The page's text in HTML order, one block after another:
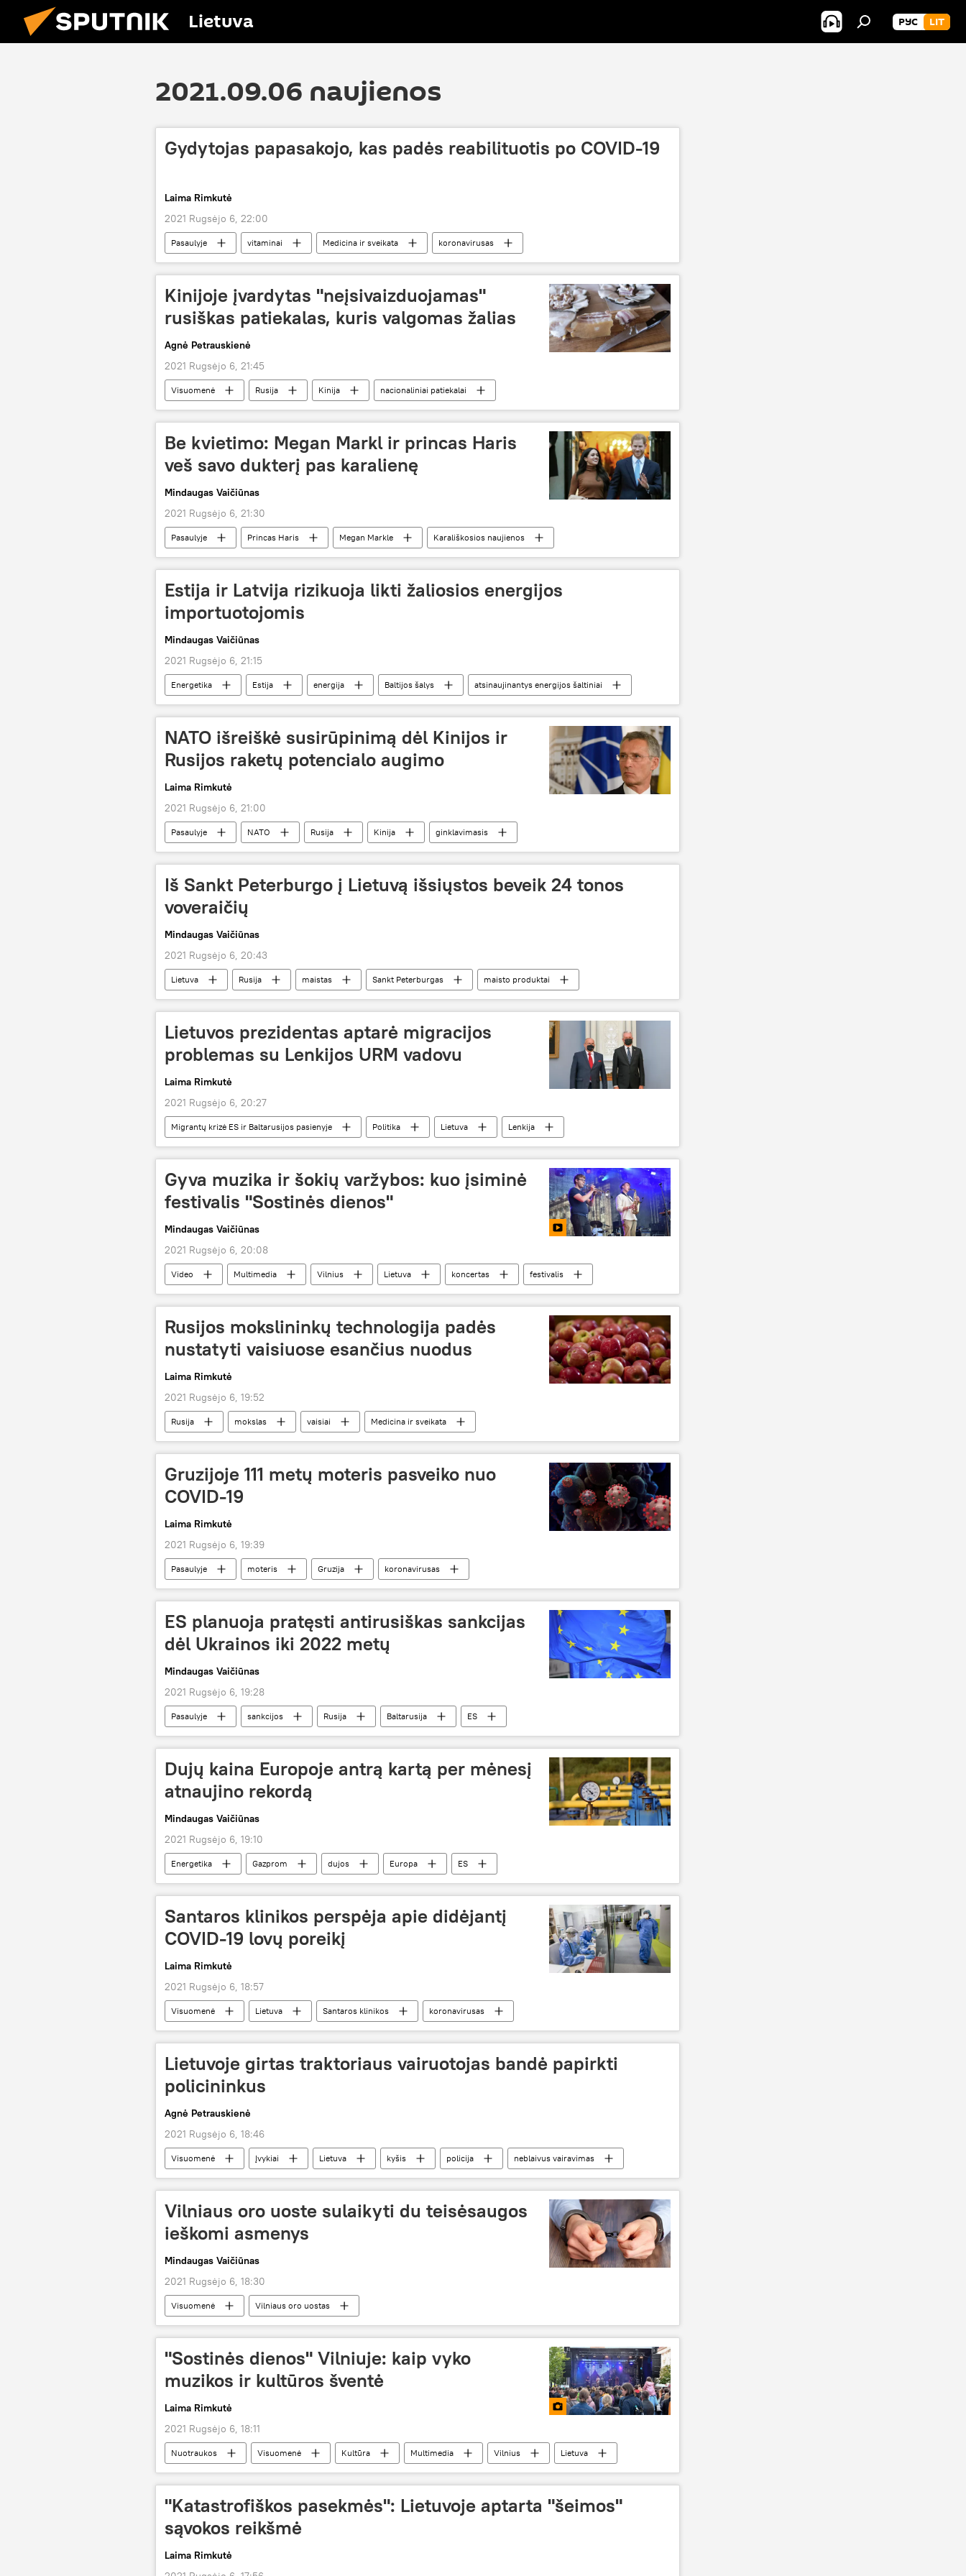
Lietuva РУС LIT
2021.09.06 naujienos
Gydytojas papasakojo, kas padės reabilituotis po COVID-19
Laima Rimkutė
2021 Rugsėjo 6, 22:00
Pasaulyje vitaminai Medicina ir sveikata koronavirusas
Kinijoje įvardytas "neįsivaizduojamas"
rusiškas patiekalas, kuris valgomas žalias
Agnė Petrauskienė
2021 Rugsėjo 6, 21:45
Visuomenė Rusija Kinija nacionaliniai patiekalai
Be kvietimo: Megan Markl ir princas Haris
veš savo dukterį pas karalienę
Mindaugas Vaičiūnas
2021 Rugsėjo 6, 21:30
Pasaulyje Princas Haris Megan Markle Karališkosios naujienos
Estija ir Latvija rizikuoja likti žaliosios energijos
importuotojomis
Mindaugas Vaičiūnas
2021 Rugsėjo 6, 21:15
Energetika Estija energija Baltijos šalys
atsinaujinantys energijos šaltiniai
Latvija
NATO išreiškė susirūpinimą dėl Kinijos ir
Rusijos raketų potencialo augimo
Laima Rimkutė
2021 Rugsėjo 6, 21:00
Pasaulyje NATO Rusija Kinija ginklavimasis
Iš Sankt Peterburgo į Lietuvą išsiųstos beveik 24 tonos
voveraičių
Mindaugas Vaičiūnas
2021 Rugsėjo 6, 20:43
Lietuva Rusija maistas Sankt Peterburgas
maisto produktai
grybai
Lietuvos prezidentas aptarė migracijos
problemas su Lenkijos URM vadovu
Laima Rimkutė
2021 Rugsėjo 6, 20:27
Migrantų krizė ES ir Baltarusijos pasienyje Politika Lietuva
Lenkija
migrantai
neteisėti migrantai Gitanas Nausėda
Gyva muzika ir šokių varžybos: kuo įsiminė
festivalis "Sostinės dienos"
Mindaugas Vaičiūnas
2021 Rugsėjo 6, 20:08
Video Multimedia Vilnius Lietuva koncertas
festivalis
Sostinės dienos
Rusijos mokslininkų technologija padės
nustatyti vaisiuose esančius nuodus
Laima Rimkutė
2021 Rugsėjo 6, 19:52
Rusija mokslas vaisiai Medicina ir sveikata
Gruzijoje 111 metų moteris pasveiko nuo
COVID-19
Laima Rimkutė
2021 Rugsėjo 6, 19:39
Pasaulyje moteris Gruzija koronavirusas
ES planuoja pratęsti antirusiškas sankcijas
dėl Ukrainos iki 2022 metų
Mindaugas Vaičiūnas
2021 Rugsėjo 6, 19:28
Pasaulyje sankcijos Rusija Baltarusija ES
Dujų kaina Europoje antrą kartą per mėnesį
atnaujino rekordą
Mindaugas Vaičiūnas
2021 Rugsėjo 6, 19:10
Energetika Gazprom dujos Europa ES
Santaros klinikos perspėja apie didėjantį
COVID-19 lovų poreikį
Laima Rimkutė
2021 Rugsėjo 6, 18:57
Visuomenė Lietuva Santaros klinikos
koronavirusas
Koronaviruso pandemija Lietuvoje ir pasaulyje
COVID-19
Lietuvoje girtas traktoriaus vairuotojas bandė papirkti
policininkus
Agnė Petrauskienė
2021 Rugsėjo 6, 18:46
Visuomenė Įvykiai Lietuva kyšis policija
neblaivus vairavimas
papirkimas
Vilniaus oro uoste sulaikyti du teisėsaugos
ieškomi asmenys
Mindaugas Vaičiūnas
2021 Rugsėjo 6, 18:30
Visuomenė Vilniaus oro uostas
"Sostinės dienos" Vilniuje: kaip vyko
muzikos ir kultūros šventė
Laima Rimkutė
2021 Rugsėjo 6, 18:11
Nuotraukos Visuomenė Kultūra Multimedia Vilnius
Lietuva
festivalis
Sostinės dienos
"Katastrofiškos pasekmės": Lietuvoje aptarta "šeimos"
sąvokos reikšmė
Laima Rimkutė